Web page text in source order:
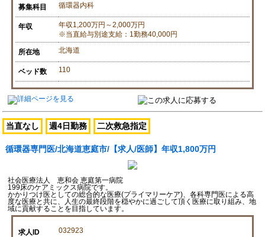
募集科目 循環器内科
年収
年収1,200万円～2,000万円
※当直給与別途支給：1勤務40,000円
所在地 北海道
ベッド数 110
当直なし 週4日勤務 二次救急指定
循環器専門医/北海道恵庭市/【求人/医師】年収1,800万円
社会医療法人 恵和会 恵庭第一病院
199床のケアミックス病院です。
かかりつけ医としての総合的な医療(プライマリーケア)、各科専門医による高
度な医療と共に、人生の最終段階を穏やかに過ごして頂く医療に取り組み、地
域に貢献することを目指しています。
求人ID 032923